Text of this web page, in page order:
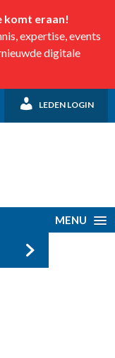
komt eraan!
expertise, events
digitale
LEDEN LOGIN
MENU